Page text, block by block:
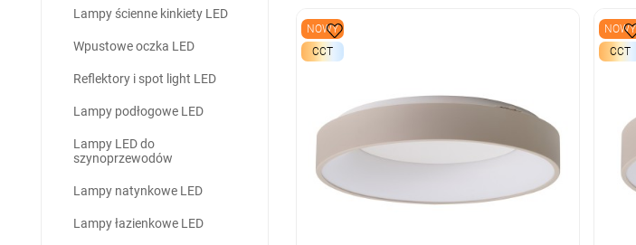
Lampy ścienne kinkiety LED
Wpustowe oczka LED
Reflektory i spot light LED
Lampy podłogowe LED
Lampy LED do
szynoprzewodów
Lampy natynkowe LED
Lampy łazienkowe LED
NOWY
CCT
NOWY
CCT